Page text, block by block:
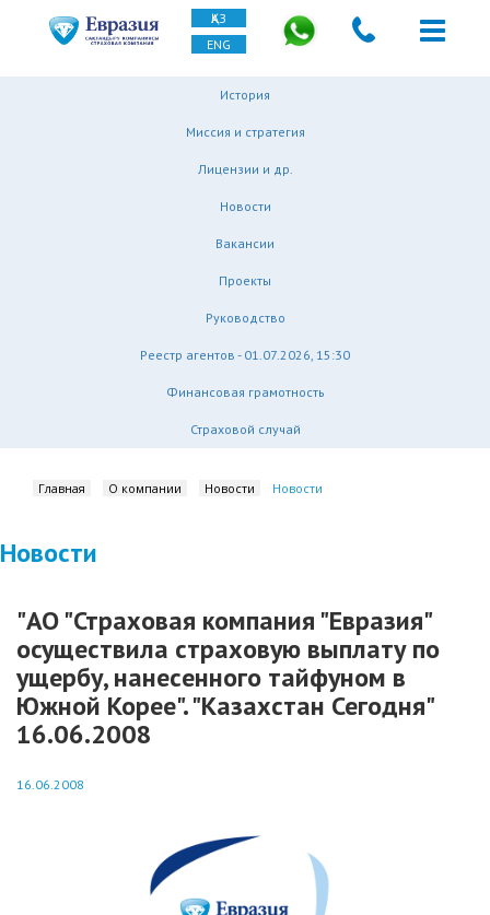
ҚАЗ
ENG
История
Миссия и стратегия
Лицензии и др.
Новости
Вакансии
Проекты
Руководство
Реестр агентов - 01.07.2026, 15:30
Финансовая грамотность
Страховой случай
Главная О компании Новости Новости
Новости
"АО "Страховая компания "Евразия"
осуществила страховую выплату по
ущербу, нанесенного тайфуном в
Южной Корее". "Казахстан Сегодня"
16.06.2008
16.06.2008